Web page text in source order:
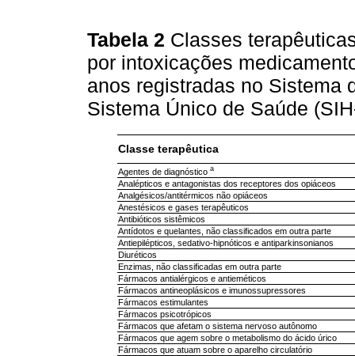
Tabela 2 Classes
por intoxicações
anos registradas no Sistema
Sistema Único de Saúde
Classe terapêutica
Agentes de diagnóstico a
Analépticos e antagonistas dos receptores dos opiáceos
Analgésicos/antitérmicos não opiáceos
Anestésicos e gases terapêuticos
Antibióticos sistêmicos
Antídotos e quelantes, não classificados em outra parte
Antiepilépticos, sedativo-hipnóticos e antiparkinsonianos
Diuréticos
Enzimas, não classificadas em outra parte
Fármacos antialérgicos e antieméticos
Fármacos antineoplásicos e imunossupressores
Fármacos estimulantes
Fármacos psicotrópicos
Fármacos que afetam o sistema nervoso autônomo
Fármacos que agem sobre o metabolismo do ácido úrico
Fármacos que atuam sobre o aparelho circulatório